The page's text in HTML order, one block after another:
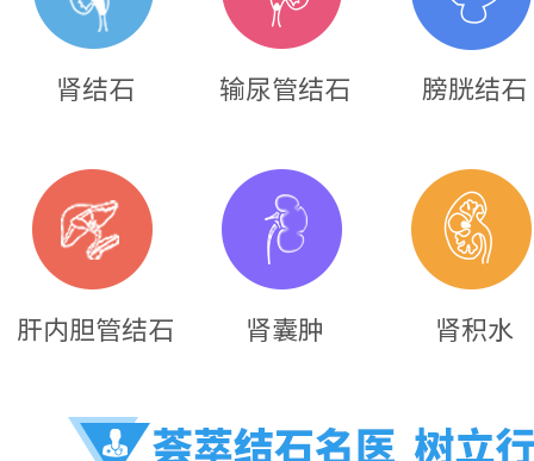
肾结石 输尿管结石 膀胱结石
肝内胆管结石 肾囊肿 肾积水